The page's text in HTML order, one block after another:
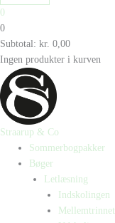
0
0
Subtotal: kr. 0,00
Ingen produkter i kurven
Straarup & Co
Sommerbogpakker
Bøger
Letlæsning
Indskolingen
Mellemtrinnet